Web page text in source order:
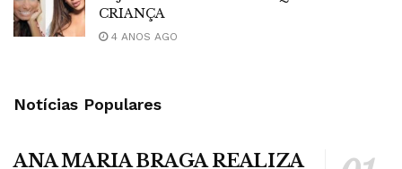
CRIANÇA
4 ANOS AGO
Notícias Populares
ANA MARIA BRAGA REALIZA